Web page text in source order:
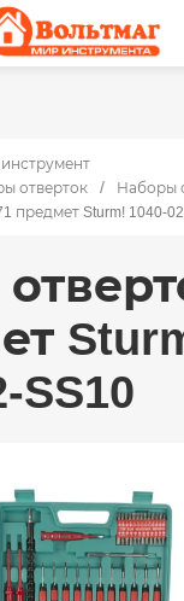
отверток
Наборы
предмет Sturm! 1040-
SS10